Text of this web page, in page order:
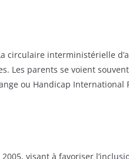
circulaire interministérielle
Les parents se voient
ou Handicap International
visant à favoriser